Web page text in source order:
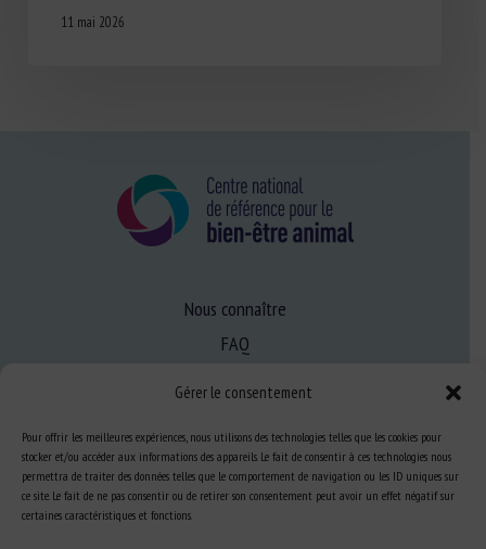
Gérer le consentement
Pour offrir les meilleures expériences, nous utilisons des technologies telles que les cookies pour
stocker et/ou accéder aux informations des appareils. Le fait de consentir à ces technologies nous
permettra de traiter des données telles que le comportement de navigation ou les ID uniques sur
ce site. Le fait de ne pas consentir ou de retirer son consentement peut avoir un effet négatif sur
certaines caractéristiques et fonctions.
11 mai 2026
Nous connaître
FAQ
S’informer sur le BEA
Se former au BEA